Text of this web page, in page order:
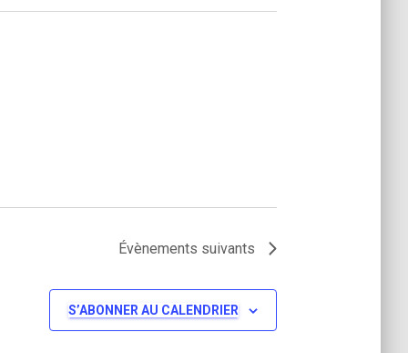
Évènements suivants
S’ABONNER AU CALENDRIER